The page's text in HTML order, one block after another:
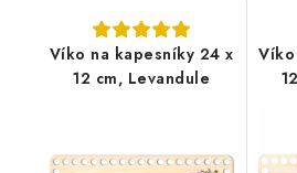
Víko na kapesníky 24 x
12 cm, Levandule